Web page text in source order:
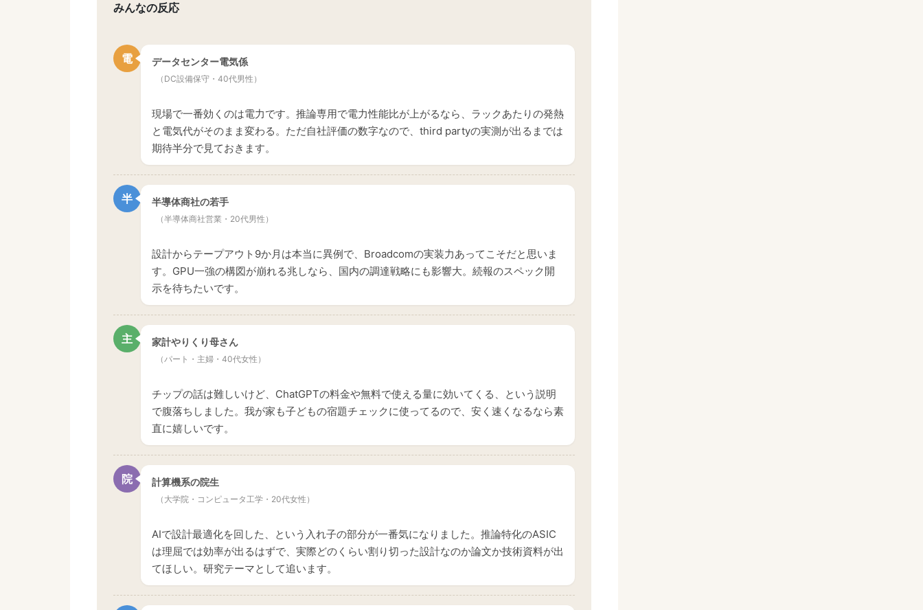
みんなの反応
電 データセンター電気係
（DC設備保守・40代男性）
現場で一番効くのは電力です。推論専用で電力性能比が上がるなら、ラックあたりの発熱
と電気代がそのまま変わる。ただ自社評価の数字なので、third partyの実測が出るまでは
期待半分で見ておきます。
半 半導体商社の若手
（半導体商社営業・20代男性）
設計からテープアウト9か月は本当に異例で、Broadcomの実装力あってこそだと思いま
す。GPU一強の構図が崩れる兆しなら、国内の調達戦略にも影響大。続報のスペック開
示を待ちたいです。
主 家計やりくり母さん
（パート・主婦・40代女性）
チップの話は難しいけど、ChatGPTの料金や無料で使える量に効いてくる、という説明
で腹落ちしました。我が家も子どもの宿題チェックに使ってるので、安く速くなるなら素
直に嬉しいです。
院 計算機系の院生
（大学院・コンピュータ工学・20代女性）
AIで設計最適化を回した、という入れ子の部分が一番気になりました。推論特化のASIC
は理屈では効率が出るはずで、実際どのくらい割り切った設計なのか論文か技術資料が出
てほしい。研究テーマとして追います。